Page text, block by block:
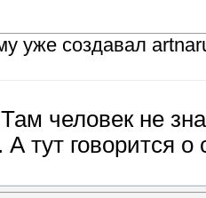
уже создавал
человек не
тут говорится